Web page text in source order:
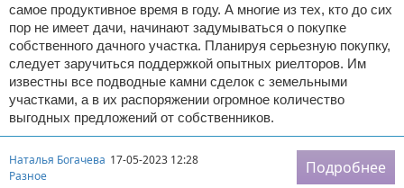
самое продуктивное время в году. А многие из тех, кто до сих
пор не имеет дачи, начинают задумываться о покупке
собственного дачного участка. Планируя серьезную покупку,
следует заручиться поддержкой опытных риелторов. Им
известны все подводные камни сделок с земельными
участками, а в их распоряжении огромное количество
выгодных предложений от собственников.
Наталья Богачева 17-05-2023 12:28
Разное
Подробнее